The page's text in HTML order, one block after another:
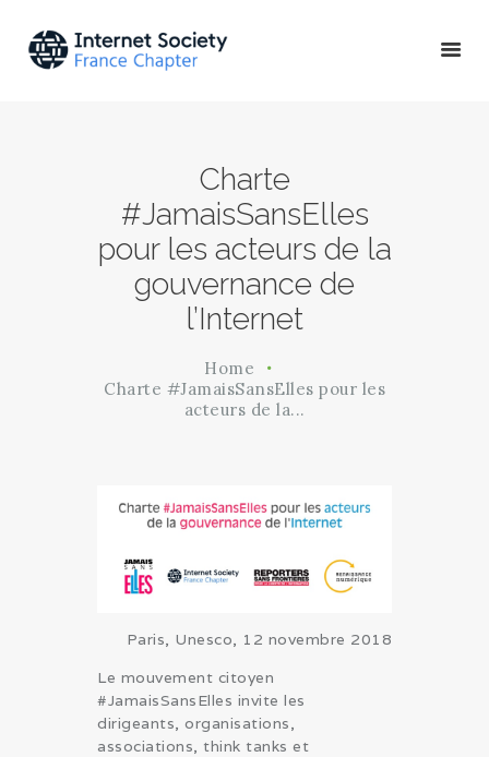
Charte
#JamaisSansElles
pour les acteurs de la
gouvernance de
l’Internet
Home
Charte #JamaisSansElles pour les
acteurs de la...
ACTU & ÉVÉNEMENTS
MISSIONS & PROJETS
A PROPOS
Paris, Unesco, 12 novembre 2018
Le mouvement citoyen
#JamaisSansElles invite les
dirigeants, organisations,
associations, think tanks et